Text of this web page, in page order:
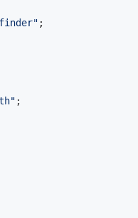
" ;
" ;